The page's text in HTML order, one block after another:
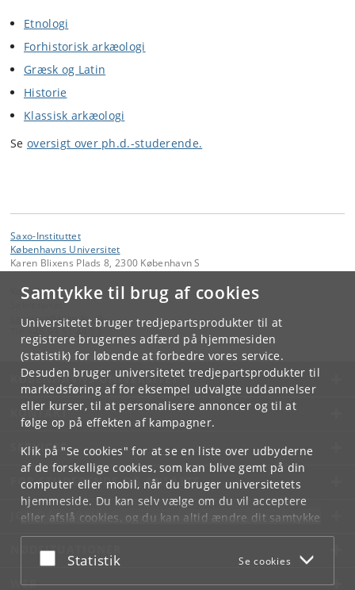
Samtykke til brug af cookies
Universitetet bruger tredjepartsprodukter til at
registrere brugernes adfærd på hjemmesiden
(statistik) for løbende at forbedre vores service.
Desuden bruger universitetet tredjepartsprodukter til
markedsføring af for eksempel udvalgte uddannelser
eller kurser, til at personalisere annoncer og til at
følge op på effekten af kampagner.
Klik på "Se cookies" for at se en liste over udbyderne
af de forskellige cookies, som kan blive gemt på din
computer eller mobil, når du bruger universitetets
hjemmeside. Du kan selv vælge om du vil acceptere
eller afslå cookies, og du kan altid ændre dit samtykke
underCookie- og privatlivspolitiksom du finder i
bunden af hver side.
Acceptér eller afslå
Statistik Se cookies
Etnologi
Forhistorisk arkæologi
Græsk og Latin
Historie
Klassisk arkæologi
Se oversigt over ph.d.-studerende.
Saxo-Instituttet
Københavns Universitet
Karen Blixens Plads 8, 2300 København S
Kontakt:
saxoinst@hum.ku. dk
KØBENHAVNS UNIVERSITET
KONTAKT
SERVICES
FOR STUDERENDE OG ANSATTE
JOB OG KARRIERE
NØDSITUATIONER
WEB